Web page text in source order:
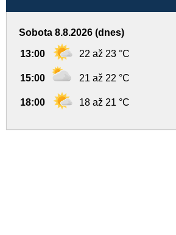
Sobota 8.8.2026 (dnes)
13:00 22 až 23 °C
15:00 21 až 22 °C
18:00 18 až 21 °C